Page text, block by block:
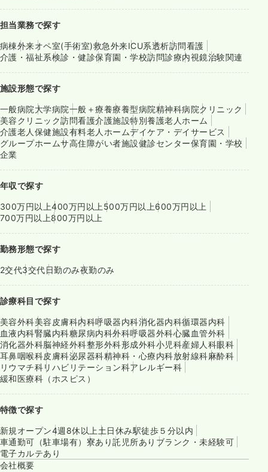
担当業務で探す
病棟外来オペ室(手術室)救急外来ICU系透析訪問看護
介護・福祉系検診・健診保育園・学校訪問診療内視鏡治験関連
施設形態で探す
一般病院大学病院一般＋療養療養型病院精神科病院クリニック
美容クリニック訪問看護介護施設特別養護老人ホーム
介護老人保健施設有料老人ホームデイケア・デイサービス
グループホームサ高住障がい者施設健診センター保育園・学校
企業
年収で探す
300万円以上400万円以上 500万円以上600万円以上
700万円以上800万円以上
勤務形態で探す
2交代3交代日勤のみ夜勤のみ
診療科目で探す
美容外科美容皮膚科内科呼吸器内科消化器内科循環器内科
血液内科腎臓内科糖尿病内科外科呼吸器外科心臓血管外科
消化器外科脳神経外科整形外科形成外科小児科産婦人科眼科
耳鼻咽喉科皮膚科泌尿器科精神科・心療内科放射線科麻酔科
リウマチ科リハビリテーション科アレルギー科
緩和医療科（ホスピス）
特徴で探す
新規オープン4週8休以上 土日休み駅徒歩５分以内
車通勤可（駐車場有） 寮あり託児所あり ブランク・未経験可
電子カルテあり
会社概要